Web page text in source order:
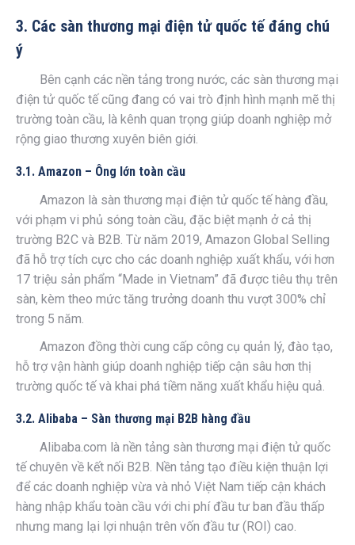
3. Các sàn thương mại điện tử quốc tế đáng chú
ý
Bên cạnh các nền tảng trong nước, các sàn thương mại
điện tử quốc tế cũng đang có vai trò định hình mạnh mẽ thị
trường toàn cầu, là kênh quan trọng giúp doanh nghiệp mở
rộng giao thương xuyên biên giới.
3.1. Amazon – Ông lớn toàn cầu
Amazon là sàn thương mại điện tử quốc tế hàng đầu,
với phạm vi phủ sóng toàn cầu, đặc biệt mạnh ở cả thị
trường B2C và B2B. Từ năm 2019, Amazon Global Selling
đã hỗ trợ tích cực cho các doanh nghiệp xuất khẩu, với hơn
17 triệu sản phẩm “Made in Vietnam” đã được tiêu thụ trên
sàn, kèm theo mức tăng trưởng doanh thu vượt 300% chỉ
trong 5 năm.
Amazon đồng thời cung cấp công cụ quản lý, đào tạo,
hỗ trợ vận hành giúp doanh nghiệp tiếp cận sâu hơn thị
trường quốc tế và khai phá tiềm năng xuất khẩu hiệu quả.
3.2. Alibaba – Sàn thương mại B2B hàng đầu
Alibaba.com là nền tảng sàn thương mại điện tử quốc
tế chuyên về kết nối B2B. Nền tảng tạo điều kiện thuận lợi
để các doanh nghiệp vừa và nhỏ Việt Nam tiếp cận khách
hàng nhập khẩu toàn cầu với chi phí đầu tư ban đầu thấp
nhưng mang lại lợi nhuận trên vốn đầu tư (ROI) cao.